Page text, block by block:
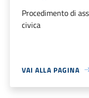
Procedimento di
civica
VAI ALLA PAGINA